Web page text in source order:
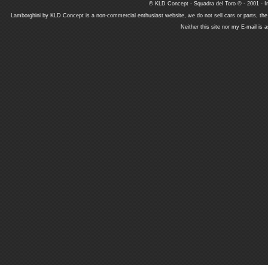
© KLD Concept - Squadra del Toro © - 2001 -
Lamborghini by KLD Concept is a non-commercial enthusiast website, we do not sell cars or parts,
Neither this site nor my E-mail is